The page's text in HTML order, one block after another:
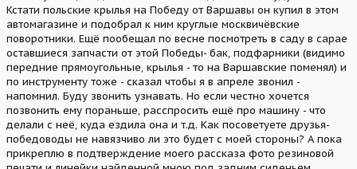
Кстати польские крылья на Победу от Варшавы он купил в этом
автомагазине и подобрал к ним круглые москвичёвские
поворотники. Ещё пообещал по весне посмотреть в саду в сарае
оставшиеся запчасти от этой Победы- бак, подфарники (видимо
передние прямоугольные, крылья - то на Варшавские поменял) и
по инструменту тоже - сказал чтобы я в апреле звонил -
напомнил. Буду звонить узнавать. Но если честно хочется
позвонить ему пораньше, расспросить ещё про машину - что
делали с неё, куда ездила она и т.д. Как посоветуете друзья-
победоводы не навязчиво ли это будет с моей стороны? А пока
прикреплю в подтверждение моего рассказа фото резиновой